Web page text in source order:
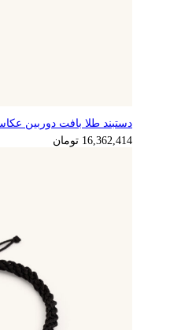
4,090,604 تومان
دستبند طلا بافت دوربین عکاسی
16,362,414 تومان